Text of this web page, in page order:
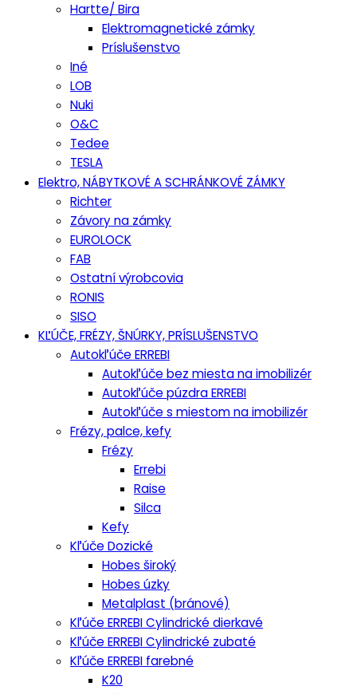
Hartte/ Bira
Elektromagnetické zámky
Príslušenstvo
Iné
LOB
Nuki
O&C
Tedee
TESLA
Elektro, NÁBYTKOVÉ A SCHRÁNKOVÉ ZÁMKY
Richter
Závory na zámky
EUROLOCK
FAB
Ostatní výrobcovia
RONIS
SISO
KĽÚČE, FRÉZY, ŠNÚRKY, PRÍSLUŠENSTVO
Autokľúče ERREBI
Autokľúče bez miesta na imobilizér
Autokľúče púzdra ERREBI
Autokľúče s miestom na imobilizér
Frézy, palce, kefy
Frézy
Errebi
Raise
Silca
Kefy
Kľúče Dozické
Hobes široký
Hobes úzky
Metalplast (bránové)
Kľúče ERREBI Cylindrické dierkavé
Kľúče ERREBI Cylindrické zubaté
Kľúče ERREBI farebné
K20